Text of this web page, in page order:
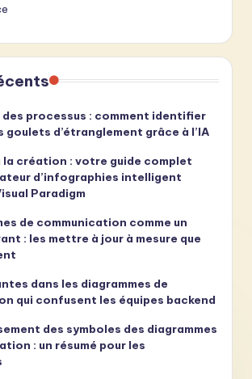
processus : comment identifier
goulets d’étranglement grâce à l’IA
la création : votre guide complet
d’infographies intelligent
Paradigm
de communication comme un
: les mettre à jour à mesure que
dans les diagrammes de
qui confusent les équipes backend
des symboles des diagrammes
: un résumé pour les